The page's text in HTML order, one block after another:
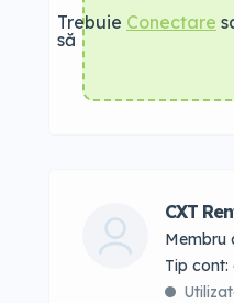
Trebuie
să
Conectare
CXT
Membru
tip